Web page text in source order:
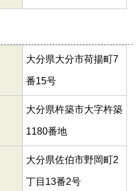
大分県大分市荷揚町7
番15号
大分県杵築市大字杵築
1180番地
大分県佐伯市野岡町2
丁目13番2号